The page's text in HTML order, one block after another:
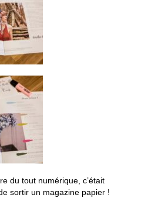
du tout numérique, c’était
sortir un magazine papier !